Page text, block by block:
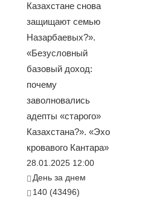
Казахстане снова
защищают семью
Назарбаевых?».
«Безусловный
базовый доход:
почему
заволновались
адепты «старого»
Казахстана?». «Эхо
кровавого Кантара»
28.01.2025 12:00
День за днем
140 (43496)